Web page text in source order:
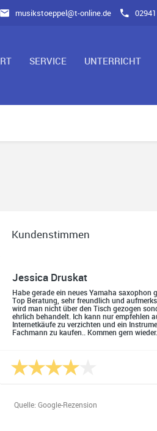
musikstoeppel@t-online.de
SERVICE UNTERRICHT
Kundenstimmen
Jessica Druskat
Habe gerade ein neues Yamaha saxophon
Top Beratung, sehr freundlich und
wird man nicht über den Tisch gezogen
ehrlich behandelt. Ich kann nur empfehlen
Internetkäufe zu verzichten und ein
Fachmann zu kaufen.. Kommen gern wieder...
Quelle: Google-Rezension